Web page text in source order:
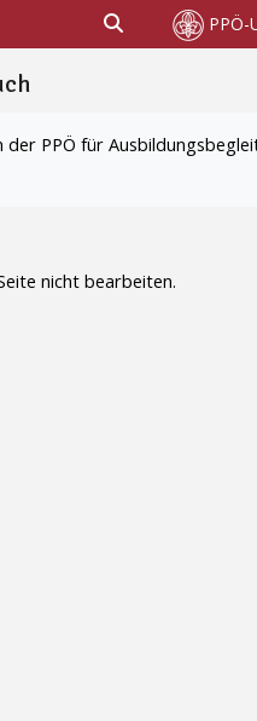
Sucheingabe
PPÖ-
der PPÖ für
nicht bearbeiten.